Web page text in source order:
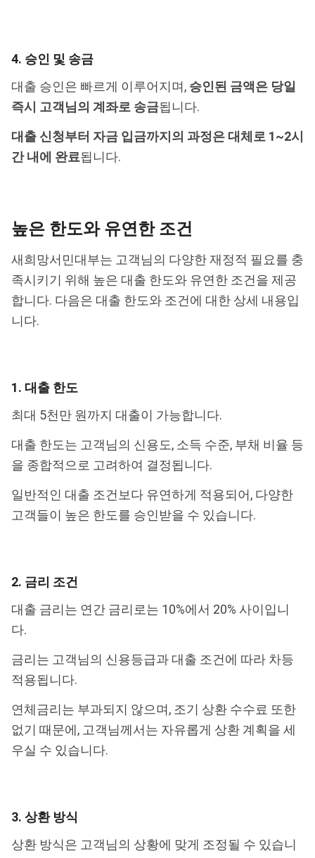
4. 승인 및 송금
대출 승인은 빠르게 이루어지며, 승인된 금액은 당일
즉시 고객님의 계좌로 송금됩니다.
대출 신청부터 자금 입금까지의 과정은 대체로 1~2시
간 내에 완료됩니다.
높은 한도와 유연한 조건
새희망서민대부는 고객님의 다양한 재정적 필요를 충
족시키기 위해 높은 대출 한도와 유연한 조건을 제공
합니다. 다음은 대출 한도와 조건에 대한 상세 내용입
니다.
1. 대출 한도
최대 5천만 원까지 대출이 가능합니다.
대출 한도는 고객님의 신용도, 소득 수준, 부채 비율 등
을 종합적으로 고려하여 결정됩니다.
일반적인 대출 조건보다 유연하게 적용되어, 다양한
고객들이 높은 한도를 승인받을 수 있습니다.
2. 금리 조건
대출 금리는 연간 금리로는 10%에서 20% 사이입니
다.
금리는 고객님의 신용등급과 대출 조건에 따라 차등
적용됩니다.
연체금리는 부과되지 않으며, 조기 상환 수수료 또한
없기 때문에, 고객님께서는 자유롭게 상환 계획을 세
우실 수 있습니다.
3. 상환 방식
상환 방식은 고객님의 상황에 맞게 조정될 수 있습니